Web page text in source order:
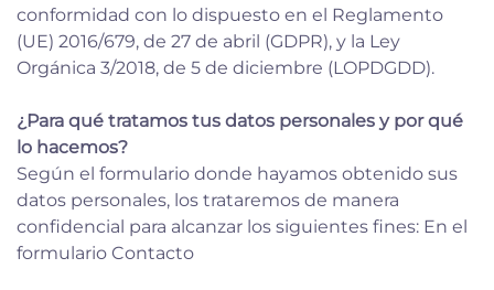
conformidad con lo dispuesto en el Reglamento
(UE) 2016/679, de 27 de abril (GDPR), y la Ley
Orgánica 3/2018, de 5 de diciembre (LOPDGDD).
¿Para qué tratamos tus datos personales y por qué
lo hacemos?
Según el formulario donde hayamos obtenido sus
datos personales, los trataremos de manera
confidencial para alcanzar los siguientes fines: En el
formulario Contacto